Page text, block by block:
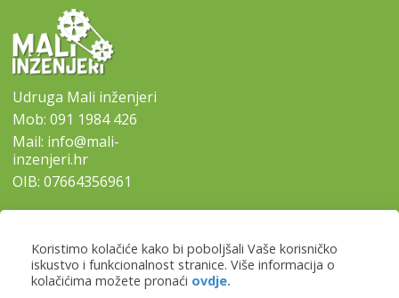
Koristimo kolačiće kako bi poboljšali Vaše korisničko
iskustvo i funkcionalnost stranice. Više informacija o
kolačićima možete pronaći ovdje.
Udruga Mali inženjeri
Mob:091 1984 426
Mail: info@mali-
inzenjeri.hr
OIB: 07664356961
Naslovna
Naši programi